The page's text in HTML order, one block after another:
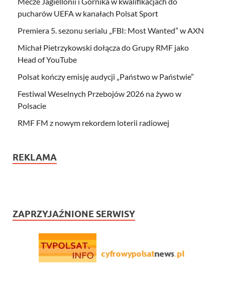
pucharów UEFA w kanałach Polsat Sport
Premiera 5. sezonu serialu „FBI: Most Wanted” w AXN
Michał Pietrzykowski dołącza do Grupy RMF jako
Head of YouTube
Polsat kończy emisję audycji „Państwo w Państwie”
Festiwal Weselnych Przebojów 2026 na żywo w
Polsacie
RMF FM z nowym rekordem loterii radiowej
REKLAMA
ZAPRZYJAŹNIONE SERWISY